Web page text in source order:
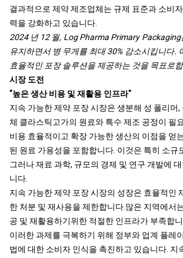
결과적으로 제약 제조업체는 규제 표준과 소비
력을 강화하고 있습니다.
2024 년 12 월, Log Pharma Primary
유지하면서 병 무게를 최대 30% 감소시킵니다.
효율적인 포장 솔루션을 제공하는 것을 목표로
시장 도전
"높은 생산 비용 및 재활용 인프라"
지속 가능한 제약 포장 시장은 생분해 성 폴리머
체 클라스틱 고가의 원료와 특수 제조 공정이 필
비용 효율적이고 확장 가능한 생산의 이점을 얻
된 원료 가용성을 포함합니다. 이것은 특히 소규
그러나 재료 과학, 규모의 경제 및 연구 개발에
니다.
지속 가능한 제약 포장 시장의 성장은 효율적인
한 처분 및 재사용을 제한합니다. 많은 지역에서
공 및 재활용하기위한 적절한 인프라가 부족합니
이러한 과제를 극복하기 위해 정부와 업계 플레
법에 대한 소비자 인식을 촉진하고 있습니다.